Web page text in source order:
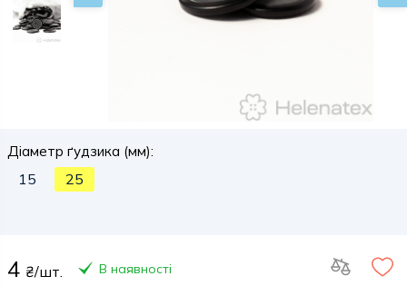
Діаметр ґудзика (мм):
15 25
4 ₴/шт. В наявності